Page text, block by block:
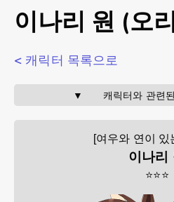
이나리 원 (오
< 캐릭터 목록으로
▼       캐릭터와 관련
[여우와 연이 있
이나리
⭐⭐⭐